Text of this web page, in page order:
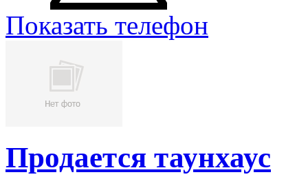
Показать телефон
Продается таунхаус